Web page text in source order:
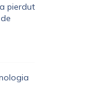
pierdut